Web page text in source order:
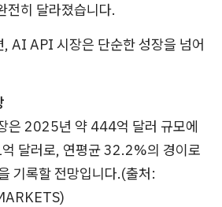
전히 달라졌습니다.
, AI API 시장은 단순한 성장을 넘어
은 2025년 약 444억 달러 규모에
달러로, 연평균 32.2%의 경이로
기록할 전망입니다.(출처: